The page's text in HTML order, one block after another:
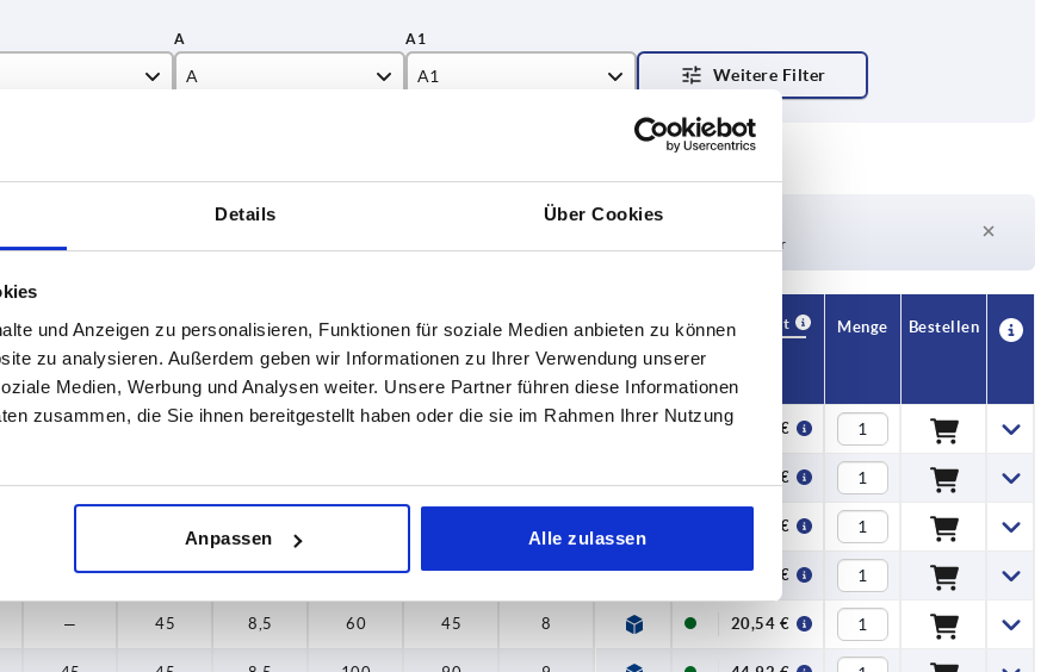
Details Über Cookies
und Anzeigen zu personalisieren, Funktionen für soziale Medien anbieten zu können
zu analysieren. Außerdem geben wir Informationen zu Ihrer Verwendung unserer
Medien, Werbung und Analysen weiter. Unsere Partner führen diese Informationen
zusammen, die Sie ihnen bereitgestellt haben oder die sie im Rahmen Ihrer Nutzung
Anpassen Alle zulassen
A A1
Abständen mehrmals täglich aktualisiert.
Lieferzeit auf Anfrage
Derzeit nicht auf Lager
T
CAD
Verfügbarkeit
Menge Bestellen
— 30 6,4 45 30 7 19,20 €
14,66 €
44,92 €
— 30 8,3 45 30 7 23,11 €
— 45 8,5 60 45 8 20,54 €